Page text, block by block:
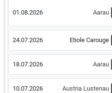
01.08.2026 Aarau
24.07.2026 Etiole Carouge
18.07.2026 Aarau
10.07.2026 Austria Lustenau